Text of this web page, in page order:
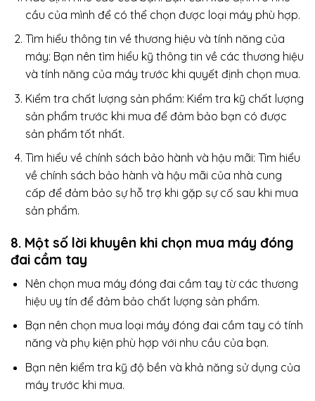
cầu của mình để có thể chọn được loại máy phù hợp.
Tìm hiểu thông tin về thương hiệu và tính năng của
máy: Bạn nên tìm hiểu kỹ thông tin về các thương hiệu
và tính năng của máy trước khi quyết định chọn mua.
Kiểm tra chất lượng sản phẩm: Kiểm tra kỹ chất lượng
sản phẩm trước khi mua để đảm bảo bạn có được
sản phẩm tốt nhất.
Tìm hiểu về chính sách bảo hành và hậu mãi: Tìm hiểu
về chính sách bảo hành và hậu mãi của nhà cung
cấp để đảm bảo sự hỗ trợ khi gặp sự cố sau khi mua
sản phẩm.
8. Một số lời khuyên khi chọn mua máy đóng
đai cầm tay
Nên chọn mua máy đóng đai cầm tay từ các thương
hiệu uy tín để đảm bảo chất lượng sản phẩm.
Bạn nên chọn mua loại máy đóng đai cầm tay có tính
năng và phụ kiện phù hợp với nhu cầu của bạn.
Bạn nên kiểm tra kỹ độ bền và khả năng sử dụng của
máy trước khi mua.